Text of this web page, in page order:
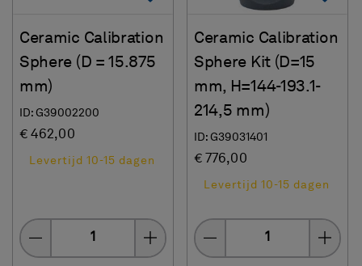
Ceramic Calibration
Sphere (D = 15.875
mm)
ID: G39002200
€ 462,00
Levertijd 10-15 dagen
Quantity
Ceramic Calibration
Sphere Kit (D=15
mm, H=144-193.1-
214,5 mm)
ID: G39031401
€ 776,00
Levertijd 10-15 dagen
Quantity